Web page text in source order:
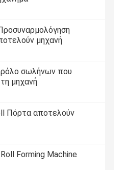
μηχανή
σωλήνων που
μηχανή
Πόρτα αποτελούν
Forming Machine